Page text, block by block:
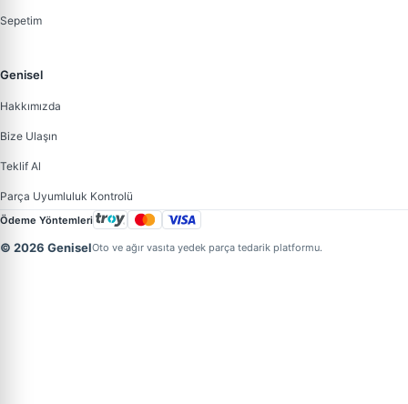
Sepetim
Genisel
Hakkımızda
Bize Ulaşın
Teklif Al
Parça Uyumluluk Kontrolü
Ödeme Yöntemleri
© 2026 GeniselOto ve ağır vasıta yedek parça tedarik platformu.